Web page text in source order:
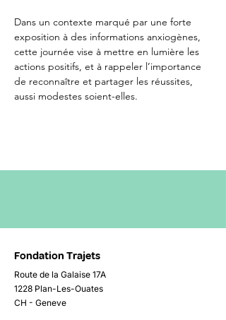
Dans un contexte marqué par une forte
exposition à des informations anxiogènes,
cette journée vise à mettre en lumière les
actions positifs, et à rappeler l’importance
de reconnaître et partager les réussites,
aussi modestes soient-elles.
Fondation Trajets
Route de la Galaise 17A
1228 Plan-Les-Ouates
CH - Geneve